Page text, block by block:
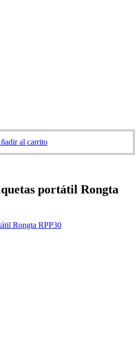
al carrito
portátil Rongta
Rongta RPP30